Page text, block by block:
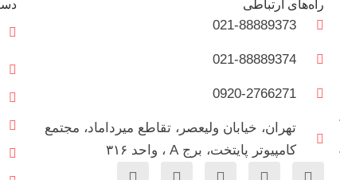
راه‌های ارتباطی
021-88889373
021-88889374
0920-2766271
تهران، خیابان ولیعصر، تقاطع میرداماد، مجتمع
کامپیوتر پایتخت، برج A ، واحد ۳۱۶